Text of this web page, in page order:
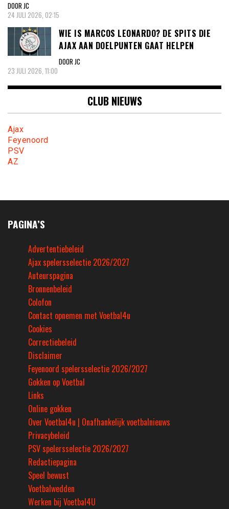
DOOR JC
24 JULI 2026, 02:15
WIE IS MARCOS LEONARDO? DE SPITS DIE
AJAX AAN DOELPUNTEN GAAT HELPEN
DOOR JC
23 JULI 2026, 11:00
CLUB NIEUWS
Ajax
Feyenoord
PSV
AZ
PAGINA’S
Advertentiebeleid
Ajax spelersselectie 2026/2027
Auteurspagina
Bronnenbeleid
Colofon
Contact opnemen met Voetbal4u
Cookies
Correctiebeleid
Disclaimer
Feyenoord spelersselectie 2026/2027
Gokken op Voetbal
Links
Online gokken
Over Voetbal4u | Onafhankelijk voetbalnieuws
Privacybeleid
PSV spelersselectie 2026/2027
Redactiepagina
Speel bewust
Voetbalwedden
Werken bij Voetbal4U